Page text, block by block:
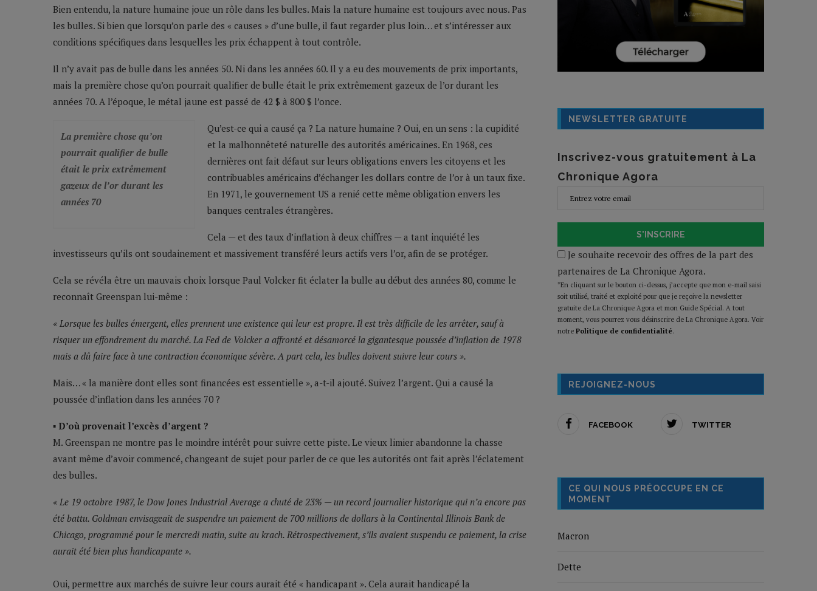
Bien entendu, la nature humaine joue un rôle dans les bulles. Mais la nature humaine est toujours avec nous. Pas
les bulles. Si bien que lorsqu’on parle des « causes » d’une bulle, il faut regarder plus loin… et s’intéresser aux
conditions spécifiques dans lesquelles les prix échappent à tout contrôle.
Il n’y avait pas de bulle dans les années 50. Ni dans les années 60. Il y a eu des mouvements de prix importants,
mais la première chose qu’on pourrait qualifier de bulle était le prix extrêmement gazeux de l’or durant les
années 70. A l’époque, le métal jaune est passé de 42 $ à 800 $ l’once.
La première chose qu’on
pourrait qualifier de bulle
était le prix extrêmement
gazeux de l’or durant les
années 70
Qu’est-ce qui a causé ça ? La nature humaine ? Oui, en un sens : la cupidité
et la malhonnêteté naturelle des autorités américaines. En 1968, ces
dernières ont fait défaut sur leurs obligations envers les citoyens et les
contribuables américains d’échanger les dollars contre de l’or à un taux fixe.
En 1971, le gouvernement US a renié cette même obligation envers les
banques centrales étrangères.
Cela — et des taux d’inflation à deux chiffres — a tant inquiété les
investisseurs qu’ils ont soudainement et massivement transféré leurs actifs vers l’or, afin de se protéger.
Cela se révéla être un mauvais choix lorsque Paul Volcker fit éclater la bulle au début des années 80, comme le
reconnaît Greenspan lui-même :
« Lorsque les bulles émergent, elles prennent une existence qui leur est propre. Il est très difficile de les arrêter, sauf à
risquer un effondrement du marché. La Fed de Volcker a affronté et désamorcé la gigantesque poussée d’inflation de 1978
mais a dû faire face à une contraction économique sévère. A part cela, les bulles doivent suivre leur cours ».
Mais… « la manière dont elles sont financées est essentielle », a-t-il ajouté. Suivez l’argent. Qui a causé la
poussée d’inflation dans les années 70 ?
▪ D’où provenait l’excès d’argent ?
M. Greenspan ne montre pas le moindre intérêt pour suivre cette piste. Le vieux limier abandonne la chasse
avant même d’avoir commencé, changeant de sujet pour parler de ce que les autorités ont fait après l’éclatement
des bulles.
« Le 19 octobre 1987, le Dow Jones Industrial Average a chuté de 23% — un record journalier historique qui n’a encore pas
été battu. Goldman envisageait de suspendre un paiement de 700 millions de dollars à la Continental Illinois Bank de
Chicago, programmé pour le mercredi matin, suite au krach. Rétrospectivement, s’ils avaient suspendu ce paiement, la crise
aurait été bien plus handicapante ».
Oui, permettre aux marchés de suivre leur cours aurait été « handicapant ». Cela aurait handicapé la
NEWSLETTER GRATUITE
Inscrivez-vous gratuitement à La
Chronique Agora
S'INSCRIRE
Je souhaite recevoir des offres de la part des
partenaires de La Chronique Agora.
*En cliquant sur le bouton ci-dessus, j’accepte que mon e-mail saisi
soit utilisé, traité et exploité pour que je reçoive la newsletter
gratuite de La Chronique Agora et mon Guide Spécial. A tout
moment, vous pourrez vous désinscrire de La Chronique Agora. Voir
notre Politique de confidentialité.
REJOIGNEZ-NOUS
FACEBOOK TWITTER
CE QUI NOUS PRÉOCCUPE EN CE
MOMENT
Macron
Dette